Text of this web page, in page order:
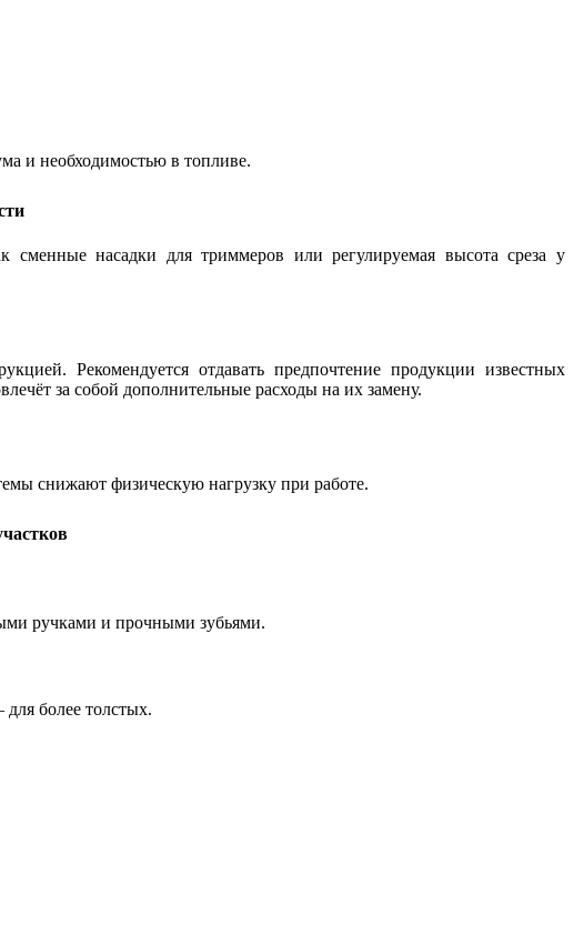
и необходимостью в топливе.
насадки для триммеров или регулируемая высота среза у
Рекомендуется отдавать предпочтение продукции известных
за собой дополнительные расходы на их замену.
снижают физическую нагрузку при работе.
ручками и прочными зубьями.
более толстых.